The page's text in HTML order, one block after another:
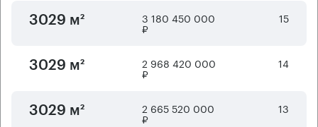
3029 м² 3 180 450 000
₽
15
3029 м² 2 968 420 000
₽
14
3029 м² 2 665 520 000
₽
13